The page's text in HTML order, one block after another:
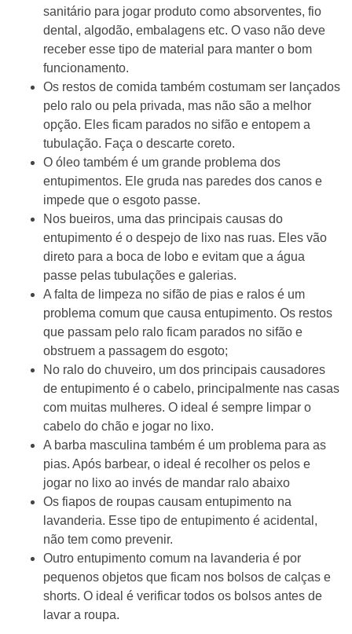
sanitário para jogar produto como absorventes, fio
dental, algodão, embalagens etc. O vaso não deve
receber esse tipo de material para manter o bom
funcionamento.
Os restos de comida também costumam ser lançados
pelo ralo ou pela privada, mas não são a melhor
opção. Eles ficam parados no sifão e entopem a
tubulação. Faça o descarte coreto.
O óleo também é um grande problema dos
entupimentos. Ele gruda nas paredes dos canos e
impede que o esgoto passe.
Nos bueiros, uma das principais causas do
entupimento é o despejo de lixo nas ruas. Eles vão
direto para a boca de lobo e evitam que a água
passe pelas tubulações e galerias.
A falta de limpeza no sifão de pias e ralos é um
problema comum que causa entupimento. Os restos
que passam pelo ralo ficam parados no sifão e
obstruem a passagem do esgoto;
No ralo do chuveiro, um dos principais causadores
de entupimento é o cabelo, principalmente nas casas
com muitas mulheres. O ideal é sempre limpar o
cabelo do chão e jogar no lixo.
A barba masculina também é um problema para as
pias. Após barbear, o ideal é recolher os pelos e
jogar no lixo ao invés de mandar ralo abaixo
Os fiapos de roupas causam entupimento na
lavanderia. Esse tipo de entupimento é acidental,
não tem como prevenir.
Outro entupimento comum na lavanderia é por
pequenos objetos que ficam nos bolsos de calças e
shorts. O ideal é verificar todos os bolsos antes de
lavar a roupa.